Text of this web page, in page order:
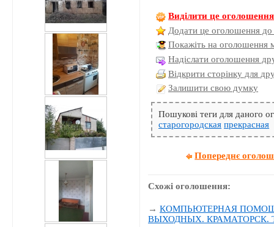
Виділити це оголошення
Додати це оголошення до
Покажіть на оголошення
Надіслати оголошення
Відкрити сторінку для
Залишити свою думку
Пошукові теги для даного
старогородская прекрасная
Попереднє
Схожі оголошення:
→КОМПЬЮТЕРНАЯ
ВЫХОДНЫХ. КРАМАТОРСК.